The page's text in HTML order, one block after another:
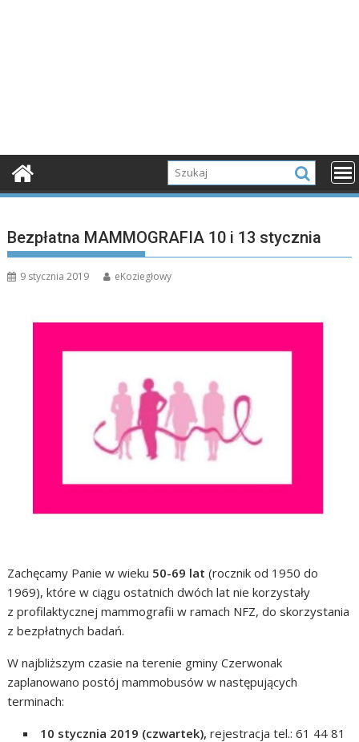
Bezpłatna MAMMOGRAFIA 10 i 13 stycznia
9 stycznia 2019 eKoziegłowy
Zachęcamy Panie w wieku 50-69 lat (rocznik od 1950 do
1969), które w ciągu ostatnich dwóch lat nie korzystały
z profilaktycznej mammografii w ramach NFZ, do skorzystania
z bezpłatnych badań.
W najbliższym czasie na terenie gminy Czerwonak
zaplanowano postój mammobusów w następujących
terminach:
10 stycznia 2019 (czwartek),rejestracja tel.: 61 44 81